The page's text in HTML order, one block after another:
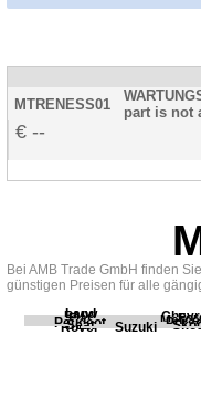
MTRENESS01
part is not
--
Bei AMB Trade GmbH finden
günstigen Preisen für alle
BMW
Fiat
Land
Rover
Peugeot
Seat Suzuki